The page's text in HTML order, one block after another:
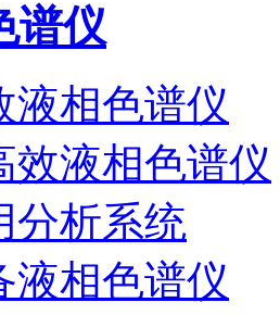
谱仪
液相色谱仪
效液相色谱仪
分析系统
液相色谱仪